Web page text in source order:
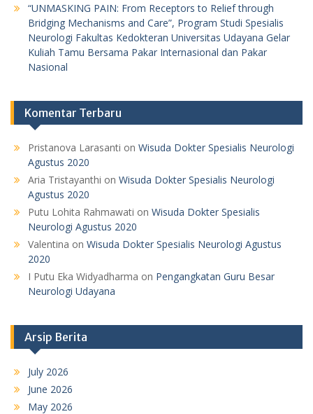
“UNMASKING PAIN: From Receptors to Relief through
Bridging Mechanisms and Care”, Program Studi Spesialis
Neurologi Fakultas Kedokteran Universitas Udayana Gelar
Kuliah Tamu Bersama Pakar Internasional dan Pakar
Nasional
Komentar Terbaru
Pristanova Larasanti on Wisuda Dokter Spesialis Neurologi
Agustus 2020
Aria Tristayanthi on Wisuda Dokter Spesialis Neurologi
Agustus 2020
Putu Lohita Rahmawati on Wisuda Dokter Spesialis
Neurologi Agustus 2020
Valentina on Wisuda Dokter Spesialis Neurologi Agustus
2020
I Putu Eka Widyadharma on Pengangkatan Guru Besar
Neurologi Udayana
Arsip Berita
July 2026
June 2026
May 2026